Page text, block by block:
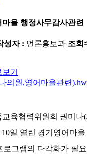
을 행정사무감사관련
성자 : 언론홍보과 조회
기
의원,영어마을관련
육협력위원회 권미나(
10일 열린 경기영어마
로그램의 다각화가 필